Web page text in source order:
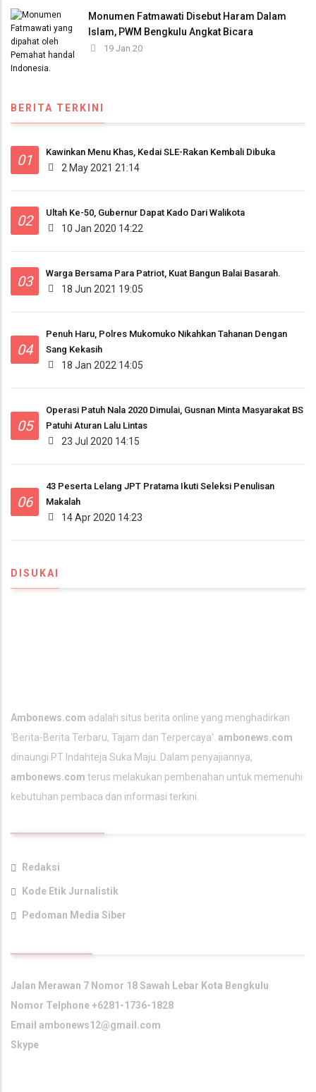
Monumen Fatmawati Disebut Haram Dalam
Islam, PWM Bengkulu Angkat Bicara
19 Jan 20
BERITA TERKINI
01 Kawinkan Menu Khas, Kedai SLE-Rakan Kembali Dibuka
2 May 2021 21:14
02 Ultah Ke-50, Gubernur Dapat Kado Dari Walikota
10 Jan 2020 14:22
03 Warga Bersama Para Patriot, Kuat Bangun Balai Basarah.
18 Jun 2021 19:05
04
Penuh Haru, Polres Mukomuko Nikahkan Tahanan Dengan
Sang Kekasih
18 Jan 2022 14:05
05
Operasi Patuh Nala 2020 Dimulai, Gusnan Minta Masyarakat BS
Patuhi Aturan Lalu Lintas
23 Jul 2020 14:15
06
43 Peserta Lelang JPT Pratama Ikuti Seleksi Penulisan
Makalah
14 Apr 2020 14:23
DISUKAI
Ambonews.com adalah situs berita online yang menghadirkan
'Berita-Berita Terbaru, Tajam dan Terpercaya'. ambonews.com
dinaungi PT Indahteja Suka Maju. Dalam penyajiannya,
ambonews.com terus melakukan pembenahan untuk memenuhi
kebutuhan pembaca dan informasi terkini.
Redaksi
Kode Etik Jurnalistik
Pedoman Media Siber
Jalan Merawan 7 Nomor 18 Sawah Lebar Kota Bengkulu
Nomor Telphone +6281-1736-1828
Email ambonews12@gmail.com
Skype